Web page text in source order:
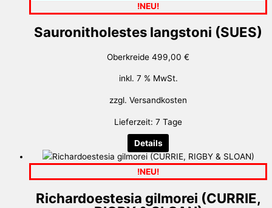
!NEU!
Sauronitholestes langstoni (SUES)
Oberkreide 499,00 €
inkl. 7 % MwSt.
zzgl. Versandkosten
Lieferzeit: 7 Tage
Details
!NEU!
Richardoestesia gilmorei (CURRIE,